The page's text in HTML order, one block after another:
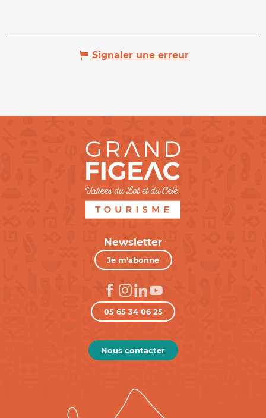
Signaler une erreur
Newsletter
Je m'abonne
05 65 34 06 25
Nous contacter